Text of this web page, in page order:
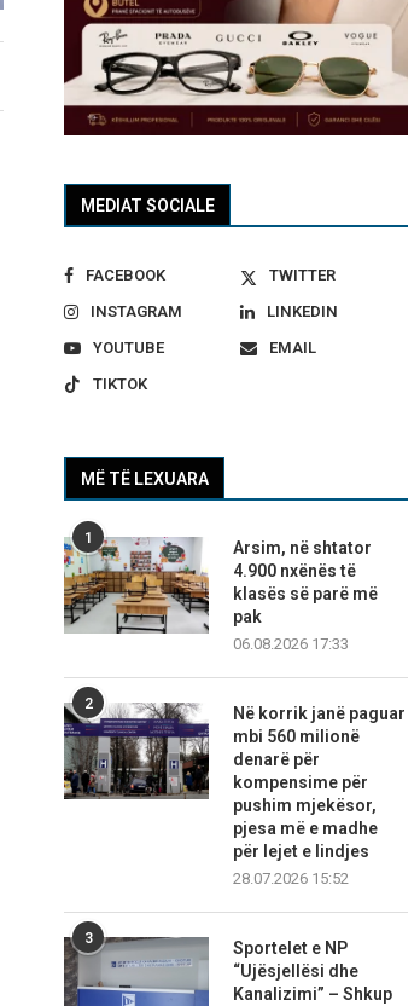
MEDIAT SOCIALE
FACEBOOK
TWITTER
INSTAGRAM
LINKEDIN
YOUTUBE
EMAIL
TIKTOK
MË TË LEXUARA
1
Arsim, në shtator
4.900 nxënës të
klasës së parë më
pak
06.08.2026 17:33
2
Në korrik janë paguar
mbi 560 milionë
denarë për
kompensime për
pushim mjekësor,
pjesa më e madhe
për lejet e lindjes
28.07.2026 15:52
3
Sportelet e NP
“Ujësjellësi dhe
Kanalizimi” – Shkup